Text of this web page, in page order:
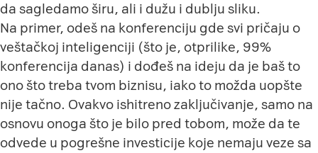
da sagledamo širu, ali i dužu i dublju sliku.
Na primer, odeš na konferenciju gde svi pričaju o
veštačkoj inteligenciji (što je, otprilike, 99%
konferencija danas) i dođeš na ideju da je baš to
ono što treba tvom biznisu, iako to možda uopšte
nije tačno. Ovakvo ishitreno zaključivanje, samo na
osnovu onoga što je bilo pred tobom, može da te
odvede u pogrešne investicije koje nemaju veze sa